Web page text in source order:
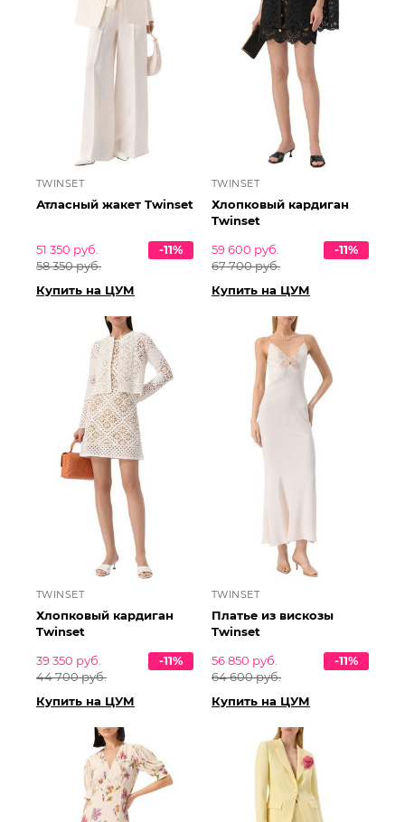
TWINSET
Атласный жакет Twinset
51 350 руб.
58 350 руб.
-11%
Купить на ЦУМ
TWINSET
Хлопковый кардиган
Twinset
59 600 руб.
67 700 руб.
-11%
Купить на ЦУМ
TWINSET
Хлопковый кардиган
Twinset
39 350 руб.
44 700 руб.
-11%
Купить на ЦУМ
TWINSET
Платье из вискозы
Twinset
56 850 руб.
64 600 руб.
-11%
Купить на ЦУМ